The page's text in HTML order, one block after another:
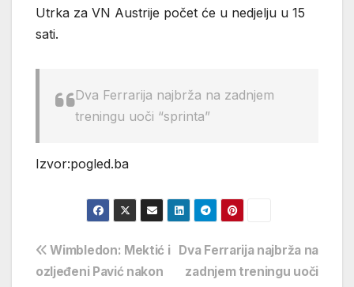
Utrka za VN Austrije počet će u nedjelju u 15
sati.
Dva Ferrarija najbrža na zadnjem
treningu uoči “sprinta”
Izvor:pogled.ba
Navigacija
Dva Ferrarija najbrža na
zadnjem treningu uoči
Wimbledon: Mektić i
ozljeđeni Pavić nakon